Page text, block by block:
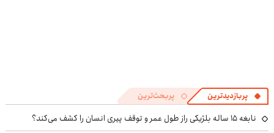
پربازدیدترین پربحث‌ترین
نابغه ۱۵ ساله بلژیکی راز طول عمر و توقف پیری انسان را کشف می‌کند؟